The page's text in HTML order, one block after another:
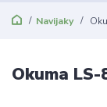
Navijaky
Okuma LS-